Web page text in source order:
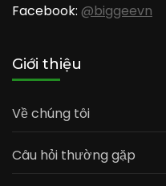
Facebook: @biggeevn
Giới thiệu
Về chúng tôi
Câu hỏi thường gặp